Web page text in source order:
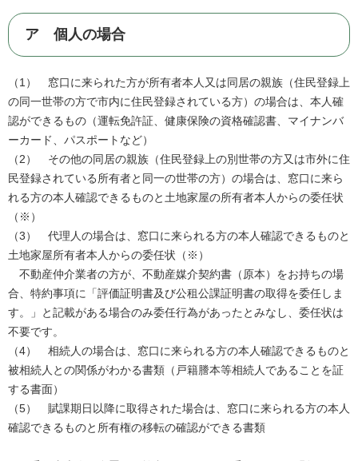
ア 個人の場合
（1） 窓口に来られた方が所有者本人又は同居の親族（住民登録上
の同一世帯の方で市内に住民登録されている方）の場合は、本人確
認ができるもの（運転免許証、健康保険の資格確認書、マイナンバ
ーカード、パスポートなど）
（2） その他の同居の親族（住民登録上の別世帯の方又は市外に住
民登録されている所有者と同一の世帯の方）の場合は、窓口に来ら
れる方の本人確認できるものと土地家屋の所有者本人からの委任状
（※）
（3） 代理人の場合は、窓口に来られる方の本人確認できるものと
土地家屋所有者本人からの委任状（※）
不動産仲介業者の方が、不動産媒介契約書（原本）をお持ちの場
合、特約事項に「評価証明書及び公租公課証明書の取得を委任しま
す。」と記載がある場合のみ委任行為があったとみなし、委任状は
不要です。
（4） 相続人の場合は、窓口に来られる方の本人確認できるものと
被相続人との関係がわかる書類（戸籍謄本等相続人であることを証
する書面）
（5） 賦課期日以降に取得された場合は、窓口に来られる方の本人
確認できるものと所有権の移転の確認ができる書類